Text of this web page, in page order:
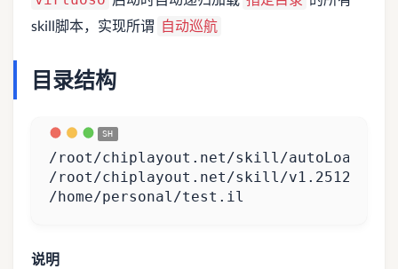
skill脚本，实现所谓 自动巡航
目录结构
/home/personal/test.il
说明